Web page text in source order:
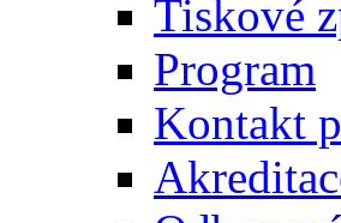
Tiskové
Program
Kontakt